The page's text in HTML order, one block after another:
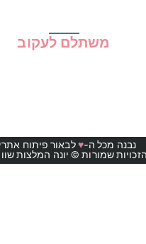
משתלם לעקוב
נבנה מכל ה-♥לבאור פיתוח
שמורות © יונה המלצות שוות